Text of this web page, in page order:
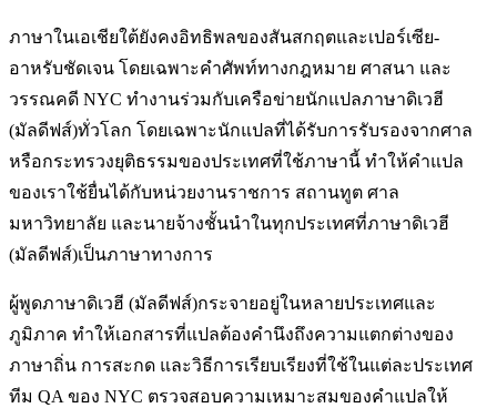
ภาษาในเอเชียใต้ยังคงอิทธิพลของสันสกฤตและเปอร์เซีย-
อาหรับชัดเจน โดยเฉพาะคำศัพท์ทางกฎหมาย ศาสนา และ
วรรณคดี NYC ทำงานร่วมกับเครือข่ายนักแปลภาษาดิเวฮี
(มัลดีฟส์)ทั่วโลก โดยเฉพาะนักแปลที่ได้รับการรับรองจากศาล
หรือกระทรวงยุติธรรมของประเทศที่ใช้ภาษานี้ ทำให้คำแปล
ของเราใช้ยื่นได้กับหน่วยงานราชการ สถานทูต ศาล
มหาวิทยาลัย และนายจ้างชั้นนำในทุกประเทศที่ภาษาดิเวฮี
(มัลดีฟส์)เป็นภาษาทางการ
ผู้พูดภาษาดิเวฮี (มัลดีฟส์)กระจายอยู่ในหลายประเทศและ
ภูมิภาค ทำให้เอกสารที่แปลต้องคำนึงถึงความแตกต่างของ
ภาษาถิ่น การสะกด และวิธีการเรียบเรียงที่ใช้ในแต่ละประเทศ
ทีม QA ของ NYC ตรวจสอบความเหมาะสมของคำแปลให้